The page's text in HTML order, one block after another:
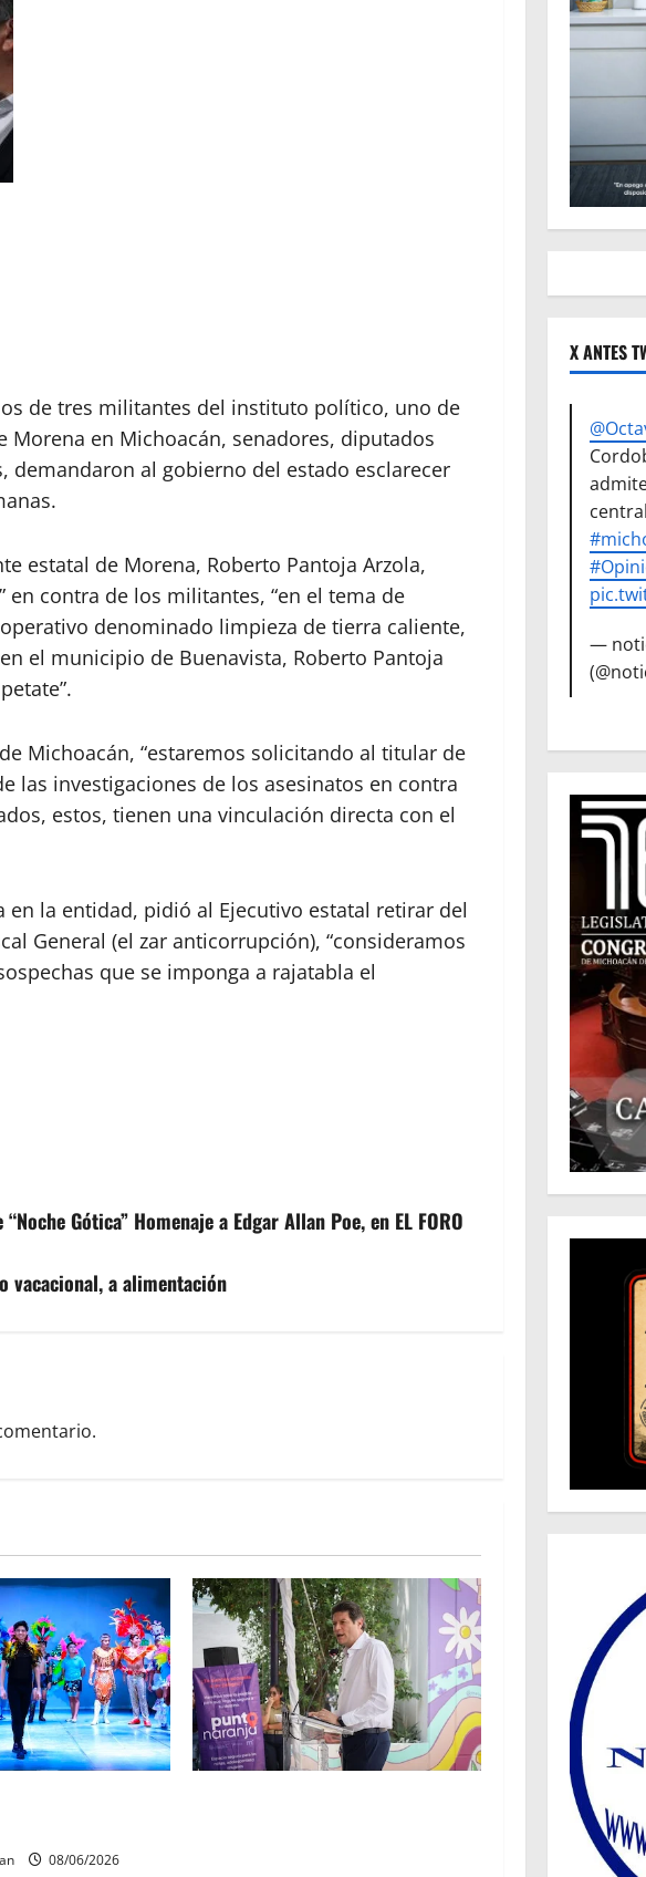
de tres militantes del instituto político, uno de
en Michoacán, senadores, diputados
al gobierno del estado esclarecer
estatal de Morena, Roberto Pantoja Arzola,
contra de los militantes, “en el tema de
denominado limpieza de tierra caliente,
el municipio de Buenavista, Roberto Pantoja
Michoacán, “estaremos solicitando al titular de
las investigaciones de los asesinatos en contra
estos, tienen una vinculación directa con el
la entidad, pidió al Ejecutivo estatal retirar del
General (el zar anticorrupción), “consideramos
que se imponga a rajatabla el
Gótica” Homenaje a Edgar Allan Poe, en EL FORO
vacacional, a alimentación
08/06/2026
X ANTES
—